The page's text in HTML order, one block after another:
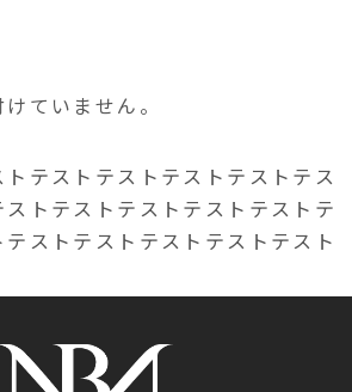
ていません。
テストテストテストテストテス
ストテストテストテストテストテ
ストテストテストテストテスト